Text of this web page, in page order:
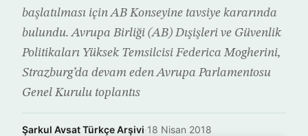
başlatılması için AB Konseyine tavsiye kararında
bulundu. Avrupa Birliği (AB) Dışişleri ve Güvenlik
Politikaları Yüksek Temsilcisi Federica Mogherini,
Strazburg’da devam eden Avrupa Parlamentosu
Genel Kurulu toplantıs
Şarkul Avsat Türkçe Arşivi·18 Nisan 2018